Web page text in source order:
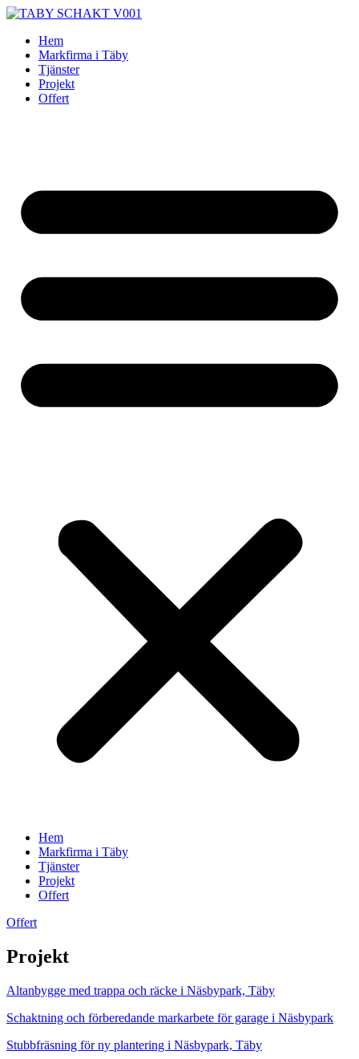
Skip
contentHem
Markfirma i Täby
Tjänster
Projekt
Offert
Hem
Markfirma i Täby
Tjänster
Projekt
Offert
Offert
Projekt
Altanbygge med trappa och räcke i Näsbypark, Täby
Schaktning och förberedande markarbete för garage i Näsbypark
Stubbfräsning för ny plantering i Näsbypark, Täby